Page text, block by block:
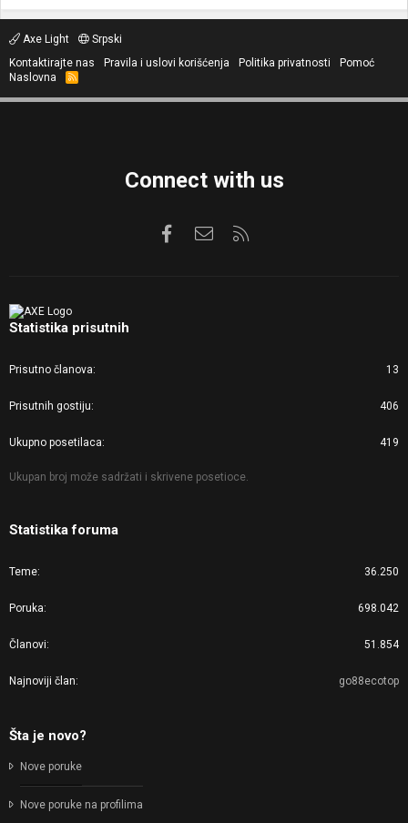
Axe Light
Srpski
Kontaktirajte nas
Pravila i uslovi korišćenja Politika privatnosti
Pomoć
Naslovna
R
S
Connect with us
FacebookKontaktirajte nas
Statistika prisutnih
Prisutno članova 13
Prisutnih gostiju 406
Ukupno posetilaca 419
Ukupan broj može sadržati i skrivene posetioce.
Statistika foruma
Teme 36.250
Poruka 698.042
Članovi 51.854
Najnoviji član go88ecotop
Šta je novo?
Nove poruke
Nove poruke na profilima